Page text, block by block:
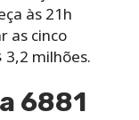
às 21h
as cinco
3,2 milhões.
6881